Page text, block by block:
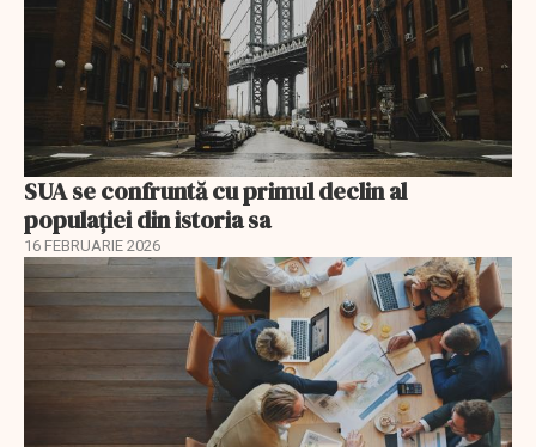
SUA se confruntă cu primul declin al
populației din istoria sa
16 FEBRUARIE 2026